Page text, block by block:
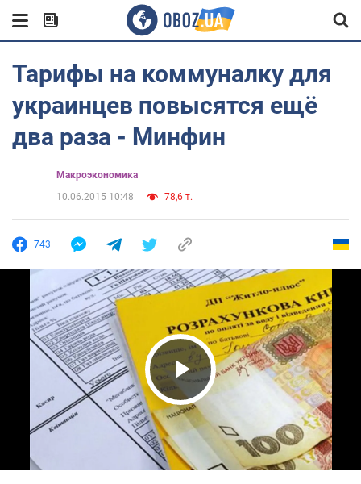
Тарифы на коммуналку для
украинцев повысятся ещё
два раза - Минфин
Mакроэкономика
10.06.2015 10:48
78,6 т.
743
Play Video